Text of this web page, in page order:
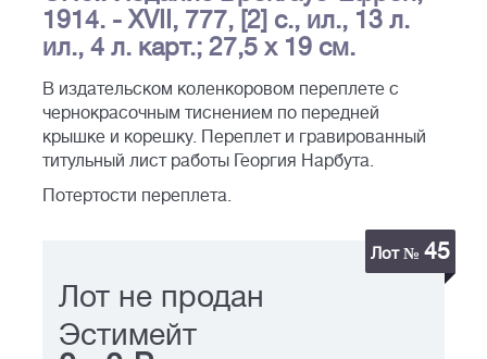
1914. - XVII, 777, [2] с., ил., 13 л.
ил., 4 л. карт.; 27,5 х 19 см.
В издательском коленкоровом переплете с
чернокрасочным тиснением по передней
крышке и корешку. Переплет и гравированный
титульный лист работы Георгия Нарбута.
Потертости переплета.
Лот № 45
Лот не продан
Эстимейт